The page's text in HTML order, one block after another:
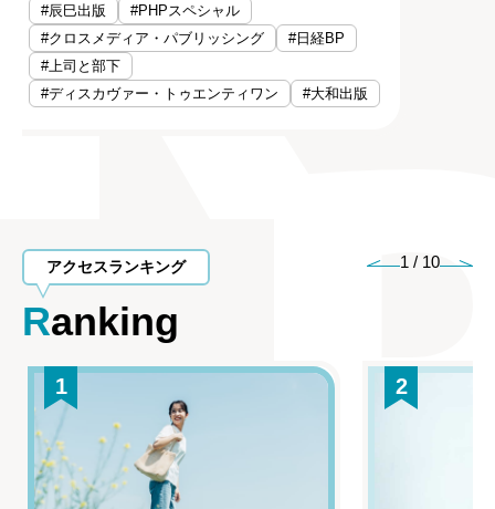
#辰巳出版
#PHPスペシャル
#クロスメディア・パブリッシング
#日経BP
#上司と部下
#ディスカヴァー・トゥエンティワン
#大和出版
アクセスランキング
Ranking
1 / 10
1 2